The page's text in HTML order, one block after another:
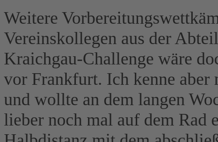
Weitere
Vereinskollegen aus der
Kraichgau-Challenge wäre
vor Frankfurt. Ich kenne aber
und wollte an dem langen
lieber noch mal auf dem Rad